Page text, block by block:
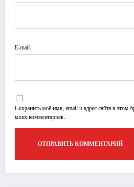
E-mail
Сохранить моё имя, email и адрес сайта в этом
моих комментариев.